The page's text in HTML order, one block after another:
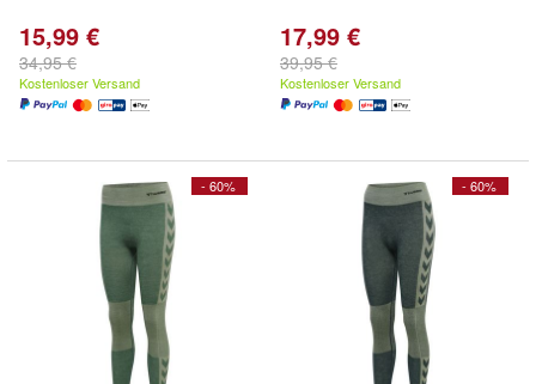
15,99 €
34,95 €
Kostenloser Versand
17,99 €
39,95 €
Kostenloser Versand
- 60% - 60%